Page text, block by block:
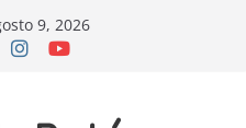
9, 2026